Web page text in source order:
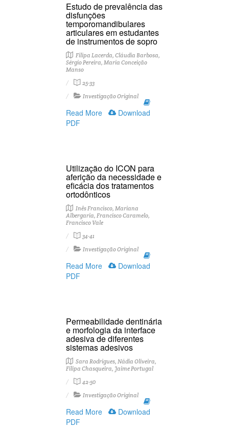
Estudo de prevalência das
disfunções
temporomandibulares
articulares em estudantes
de instrumentos de sopro
Filipa Lacerda, Cláudia Barbosa,
Sérgio Pereira, Maria Conceição
Manso
25-33
Investigação Original
Read More
Download
PDF
Utilização do ICON para
aferição da necessidade e
eficácia dos tratamentos
ortodônticos
Inês Francisco, Mariana
Albergaria, Francisco Caramelo,
Francisco Vale
34-41
Investigação Original
Read More
Download
PDF
Permeabilidade dentinária
e morfologia da interface
adesiva de diferentes
sistemas adesivos
Sara Rodrigues, Nádia Oliveira,
Filipa Chasqueira, Jaime Portugal
42-50
Investigação Original
Read More
Download
PDF